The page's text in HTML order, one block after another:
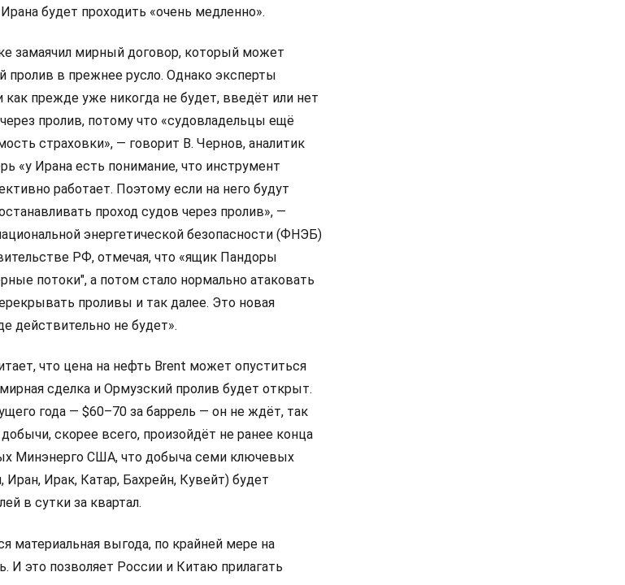
будет проходить «очень медленно».
замаячил мирный договор, который может
пролив в прежнее русло. Однако эксперты
прежде уже никогда не будет, введёт или нет
пролив, потому что «судовладельцы ещё
страховки», — говорит В. Чернов, аналитик
«у Ирана есть понимание, что инструмент
работает. Поэтому если на него будут
проход судов через пролив», —
энергетической безопасности (ФНЭБ)
РФ, отмечая, что «ящик Пандоры
потоки", а потом стало нормально атаковать
проливы и так далее. Это новая
действительно не будет».
что цена на нефть Brent может опуститься
сделка и Ормузский пролив будет открыт.
года — $60–70 за баррель — он не ждёт, так
скорее всего, произойдёт не ранее конца
Минэнерго США, что добыча семи ключевых
Ирак, Катар, Бахрейн, Кувейт) будет
в сутки за квартал.
материальная выгода, по крайней мере на
И это позволяет России и Китаю прилагать